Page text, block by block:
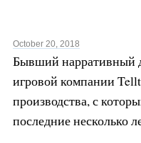
October 20, 2018
Бывший нарративный
игровой компании
производства, с
последние несколько